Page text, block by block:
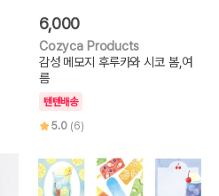
6,000
Cozyca Products
감성 메모지 후루카와 시코 봄,여
름
텐텐배송
5.0 (6)